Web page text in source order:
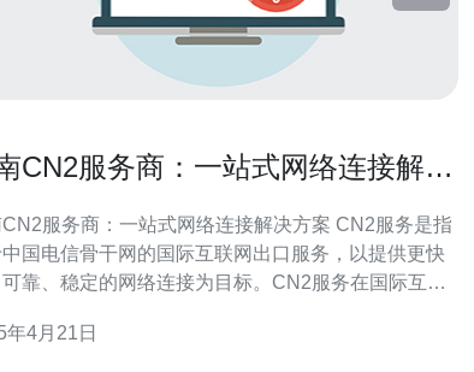
CN2服务商：一站式网络连接解决
服务商：一站式网络连接解决方案 CN2服务是指
国电信骨干网的国际互联网出口服务，以提供更快
靠、稳定的网络连接为目标。CN2服务在国际互联
质量有较高要求的领域。 越南CN2服务商是在越
年4月21日